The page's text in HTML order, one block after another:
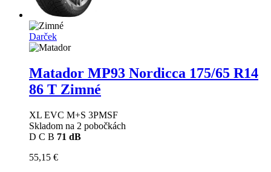
Darček
Matador MP93 Nordicca 175/65 R14
86 T Zimné
XL EVC M+S 3PMSF
Skladom na 2 pobočkách
D C B 71 dB
55,15 €